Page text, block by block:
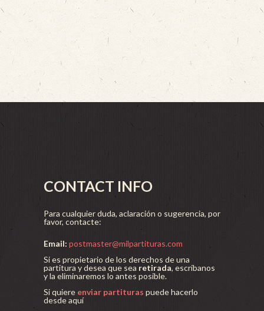
CONTACT INFO
Para cualquier duda, aclaración o sugerencia, por
favor, contacte:
Email: postmaster@milpartituras.com
Si es propietario de los derechos de una
partitura y desea que sea retirada, escríbanos
y la eliminaremos lo antes posible.
Si quiere enviar partituras puede hacerlo
desde aquí